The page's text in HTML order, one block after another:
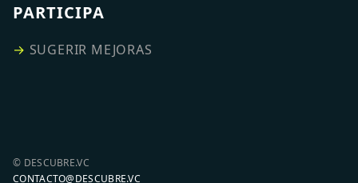
PARTICIPA
→ SUGERIR MEJORAS
© DESCUBRE.VC
CONTACTO@DESCUBRE.VC